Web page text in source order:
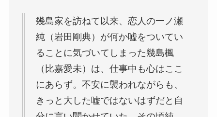
幾島家を訪ねて以来、恋人の一ノ瀬
純（岩田剛典）が何か嘘をついてい
ることに気づいてしまった幾島楓
（比嘉愛未）は、仕事中も心はここ
にあらず。不安に襲われながらも、
きっと大した嘘ではないはずだと自